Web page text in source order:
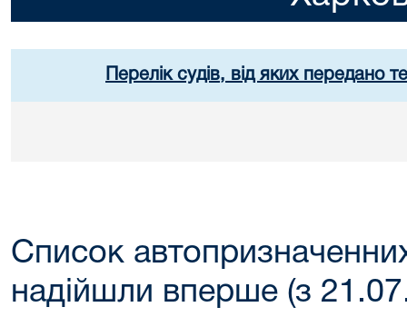
Перелік судів, від яких передано
Список
надійшли вперше (з